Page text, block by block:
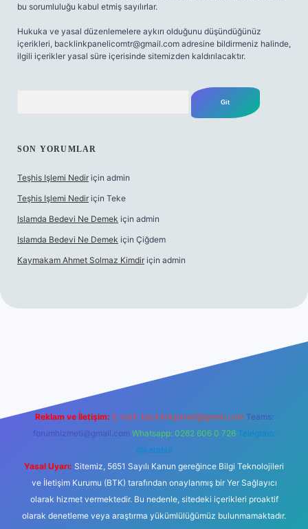
bu sorumluluğu kabul etmiş sayılırlar.
Hukuka ve yasal düzenlemelere aykırı olduğunu düşündüğünüz
içerikleri, backlinkpanelicomtr@gmail.com adresine bildirmeniz halinde,
ilgili içerikler yasal süre içerisinde sitemizden kaldırılacaktır.
SON YORUMLAR
Teşhis Işlemi Nedir için admin
Teşhis Işlemi Nedir için Teke
Islamda Bedevi Ne Demek için admin
Islamda Bedevi Ne Demek için Çiğdem
Kaymakam Ahmet Solmaz Kimdir için admin
Reklam ve İletişim: E-mail: backlinkpaneli@gmail.com Teams:
forumhizmeti@gmail.com Whatsapp: 0262 606 0 726 Telegram:
@karabul
Yasal Uyarı: Sitemiz, 5651 Sayılı Kanun gereğince Bilgi Teknolojileri
ve İletişim Kurumu (BTK) tarafından onaylanmış bir Yer Sağlayıcı
olarak hizmet vermektedir. Bu nedenle, sitedeki içerikleri proaktif
olarak denetleme veya araştırma yükümlülüğümüz bulunmamaktadır.